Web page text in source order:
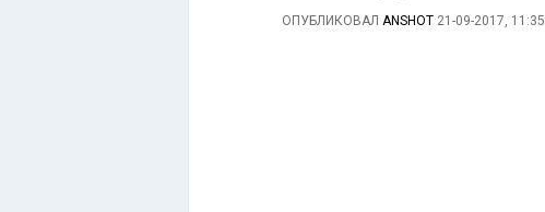
ОПУБЛИКОВАЛ ANSHOT 21-09-2017, 11:35